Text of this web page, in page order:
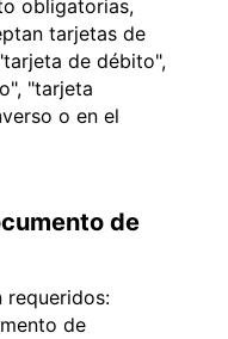
obligatorias,
tarjetas de
de débito",
"tarjeta
o en el
de
requeridos:
de